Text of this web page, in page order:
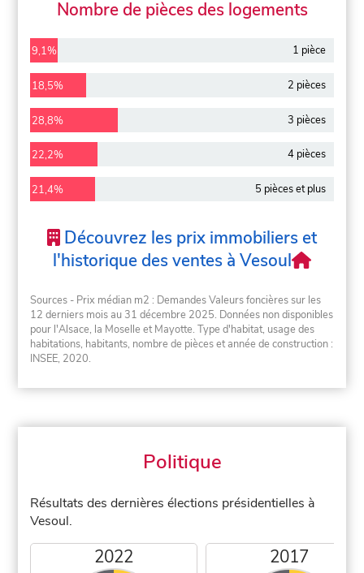
Nombre de pièces des logements
9,1% 1 pièce
18,5% 2 pièces
28,8% 3 pièces
22,2% 4 pièces
21,4% 5 pièces et plus
Découvrez les prix immobiliers et
l'historique des ventes à Vesoul
Sources - Prix médian m2 : Demandes Valeurs foncières sur les
12 derniers mois au 31 décembre 2025. Données non disponibles
pour l'Alsace, la Moselle et Mayotte. Type d'habitat, usage des
habitations, habitants, nombre de pièces et année de construction :
INSEE, 2020.
Politique
Résultats des dernières élections présidentielles à
Vesoul.
2022 2017